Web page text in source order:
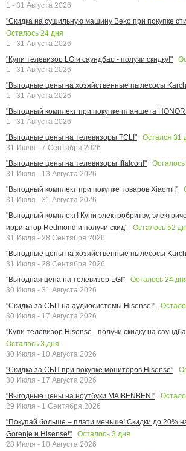
1 - 31 Августа 2026
"Скидка на сушильную машину Beko при покупке
Осталось 24 дня
1 - 31 Августа 2026
"Купи телевизор LG и саундбар - получи скидку!"
1 - 31 Августа 2026
"Выгодные цены на хозяйственные пылесосы
1 - 31 Августа 2026
"Выгодный комплект при покупке планшета
1 - 31 Августа 2026
"Выгодные цены на телевизоры TCL!"
Остался 31
31 Июля - 7 Сентября 2026
"Выгодные цены на телевизоры Iffalcon!"
Осталось
31 Июля - 13 Августа 2026
"Выгодный комплект при покупке товаров Xiaomi!"
31 Июля - 31 Августа 2026
"Выгодный комплект! Купи электробритву,
ирригатор Redmond и получи скид"
Осталось 52
31 Июля - 28 Сентября 2026
"Выгодные цены на хозяйственные пылесосы
31 Июля - 28 Сентября 2026
"Выгодная цена на телевизор LG!"
Осталось 24
30 Июля - 31 Августа 2026
"Скидка за СБП на аудиосистемы Hisense!"
30 Июля - 17 Августа 2026
"Купи телевизор Hisense - получи скидку на
Осталось 3 дня
30 Июля - 10 Августа 2026
"Скидка за СБП при покупке мониторов Hisense"
30 Июля - 17 Августа 2026
"Выгодные цены на ноутбуки MAIBENBEN!"
29 Июля - 1 Сентября 2026
"Покупай больше – плати меньше! Скидки до 20%
Gorenje и Hisense!"
Осталось 3 дня
28 Июля - 10 Августа 2026